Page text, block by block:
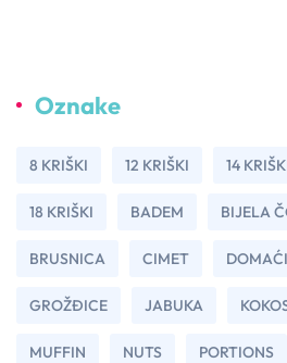
Oznake
8 KRIŠKI 12 KRIŠKI 14
18 KRIŠKI BADEM BIJELA
BRUSNICA CIMET
GROŽÐICE JABUKA
MUFFIN NUTS PORTIONS